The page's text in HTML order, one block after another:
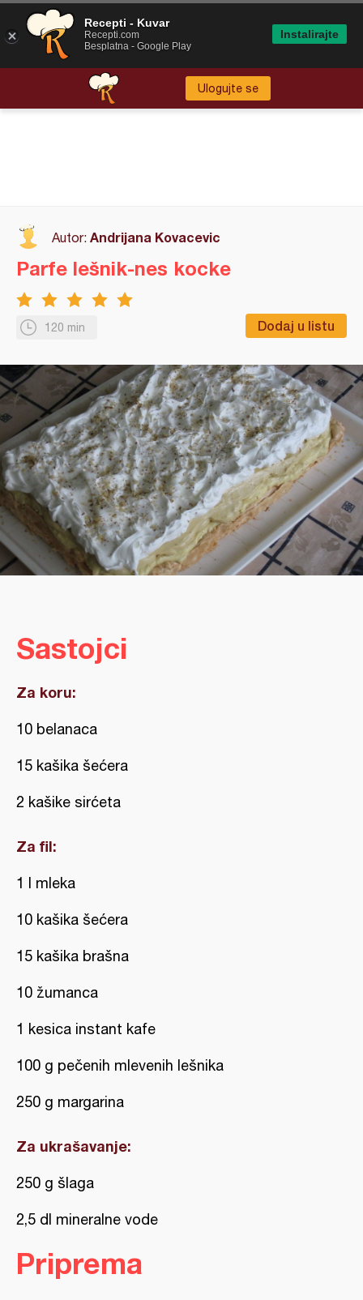
Ulogujte se
Autor: Andrijana Kovacevic
120 min Dodaj u listu
Parfe lešnik-nes kocke
Sastojci
Za koru:
10 belanaca
15 kašika šećera
2 kašike sirćeta
Za fil:
1 l mleka
10 kašika šećera
15 kašika brašna
10 žumanca
1 kesica instant kafe
100 g pečenih mlevenih lešnika
250 g margarina
Za ukrašavanje:
250 g šlaga
2,5 dl mineralne vode
Priprema
Recepti - Kuvar
Recepti.com
Besplatna - Google Play
Instalirajte